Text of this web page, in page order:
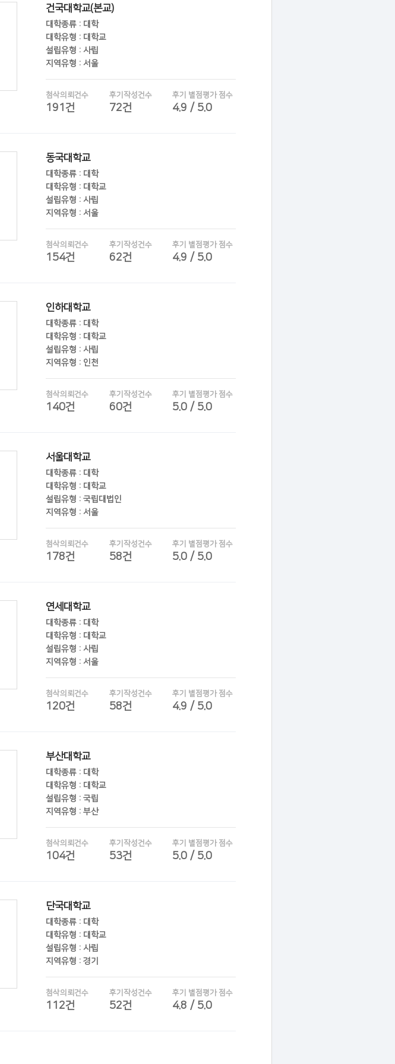
건국대학교(본교)
대학종류 : 대학
대학유형 : 대학교
설립유형 : 사립
지역유형 : 서울
첨삭의뢰건수
191건
후기작성건수
72건
후기 별점평가 점수
4.9 / 5.0
동국대학교
대학종류 : 대학
대학유형 : 대학교
설립유형 : 사립
지역유형 : 서울
첨삭의뢰건수
154건
후기작성건수
62건
후기 별점평가 점수
4.9 / 5.0
인하대학교
대학종류 : 대학
대학유형 : 대학교
설립유형 : 사립
지역유형 : 인천
첨삭의뢰건수
140건
후기작성건수
60건
후기 별점평가 점수
5.0 / 5.0
서울대학교
대학종류 : 대학
대학유형 : 대학교
설립유형 : 국립대법인
지역유형 : 서울
첨삭의뢰건수
178건
후기작성건수
58건
후기 별점평가 점수
5.0 / 5.0
연세대학교
대학종류 : 대학
대학유형 : 대학교
설립유형 : 사립
지역유형 : 서울
첨삭의뢰건수
120건
후기작성건수
58건
후기 별점평가 점수
4.9 / 5.0
부산대학교
대학종류 : 대학
대학유형 : 대학교
설립유형 : 국립
지역유형 : 부산
첨삭의뢰건수
104건
후기작성건수
53건
후기 별점평가 점수
5.0 / 5.0
단국대학교
대학종류 : 대학
대학유형 : 대학교
설립유형 : 사립
지역유형 : 경기
첨삭의뢰건수
112건
후기작성건수
52건
후기 별점평가 점수
4.8 / 5.0